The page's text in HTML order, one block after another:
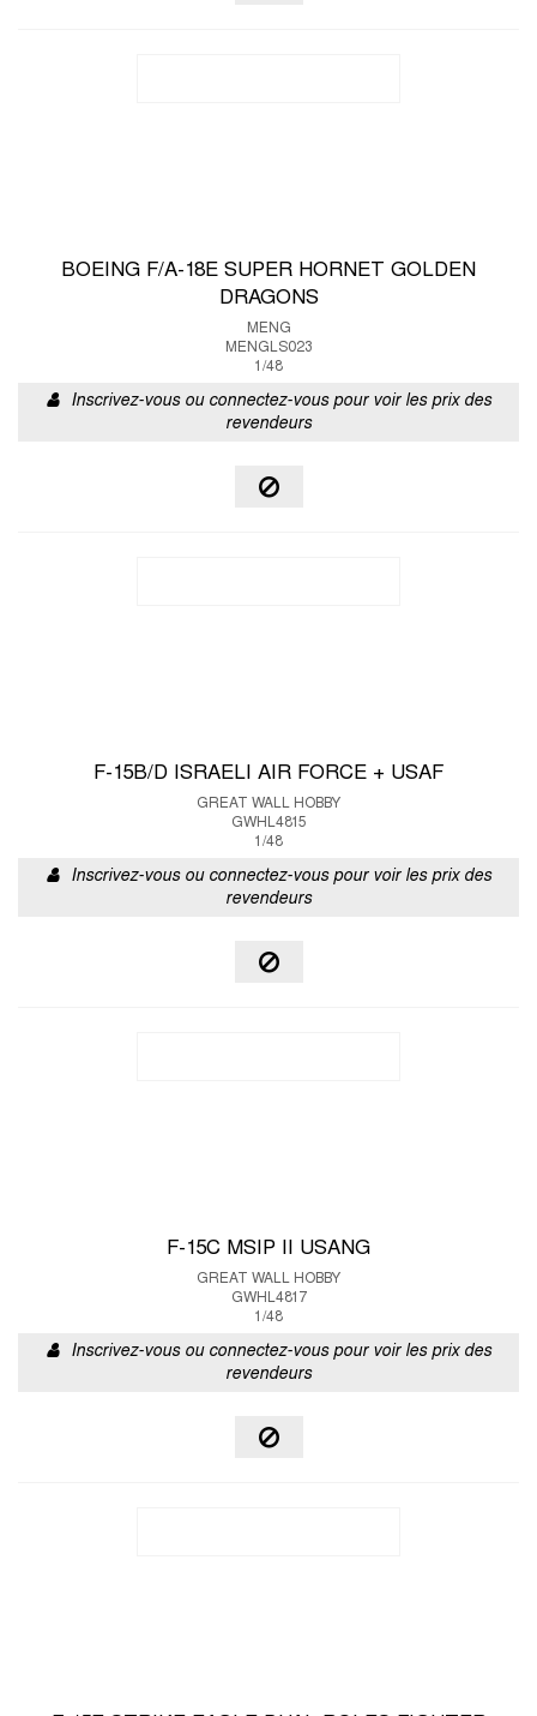
BOEING F/A-18E SUPER HORNET GOLDEN
DRAGONS
MENG
MENGLS023
1/48
Inscrivez-vous ou connectez-vous pour voir les prix des
revendeurs
F-15B/D ISRAELI AIR FORCE + USAF
GREAT WALL HOBBY
GWHL4815
1/48
Inscrivez-vous ou connectez-vous pour voir les prix des
revendeurs
F-15C MSIP II USANG
GREAT WALL HOBBY
GWHL4817
1/48
Inscrivez-vous ou connectez-vous pour voir les prix des
revendeurs